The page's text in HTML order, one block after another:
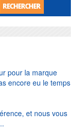
RECHERCHER
pour la marque
encore eu le temps
et nous vous